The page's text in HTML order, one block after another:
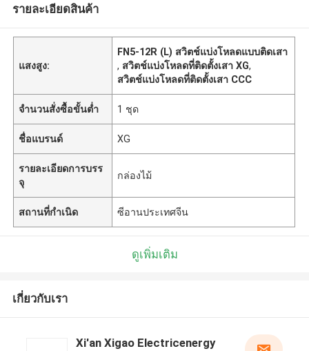
รายละเอียดสินค้า
แสงสูง:
FN5-12R (L) สวิตช์แบ่งโหลดแบบติดเสา
, สวิตช์แบ่งโหลดที่ติดตั้งเสา XG,
สวิตช์แบ่งโหลดที่ติดตั้งเสา CCC
จำนวนสั่งซื้อขั้นต่ำ 1 ชุด
ชื่อแบรนด์ XG
รายละเอียดการบรร
จุ
กล่องไม้
สถานที่กำเนิด ซีอานประเทศจีน
ดูเพิ่มเติม
เกี่ยวกับเรา
Xi'an Xigao Electricenergy